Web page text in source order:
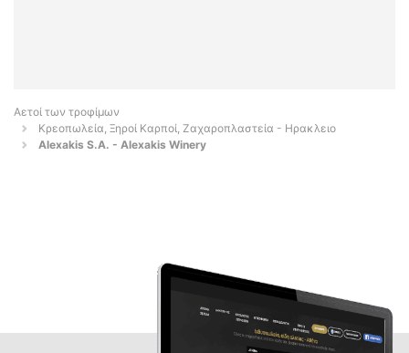
Αετοί των τροφίμων
Κρεοπωλεία, Ξηροί Καρποί, Ζαχαροπλαστεία - Ηρακλειο
Alexakis S.A. - Alexakis Winery